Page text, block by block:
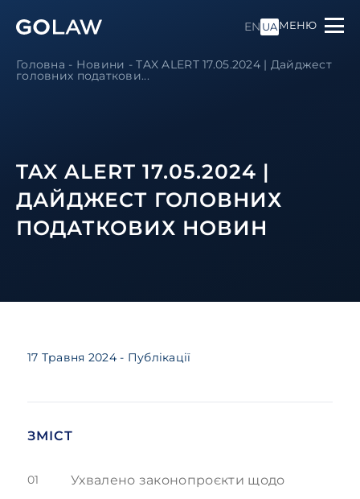
EN UAМЕНЮ
Головна - Новини -TAX ALERT 17.05.2024 | Дайджест
головних податкови...
TAX ALERT 17.05.2024 |
ДАЙДЖЕСТ ГОЛОВНИХ
ПОДАТКОВИХ НОВИН
17 Травня 2024 - Публікації
ЗМІСТ
01
Ухвалено законопроєкти щодо